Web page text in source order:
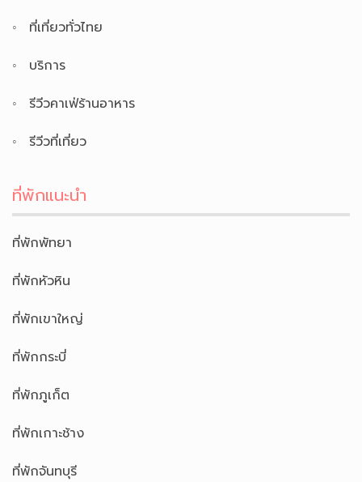
ที่เที่ยวทั่วไทย
บริการ
รีวีวคาเฟ่ร้านอาหาร
รีวีวที่เที่ยว
ที่พักแนะนำ
ที่พักพัทยา
ที่พักหัวหิน
ที่พักเขาใหญ่
ที่พักกระบี่
ที่พักภูเก็ต
ที่พักเกาะช้าง
ที่พักจันทบุรี